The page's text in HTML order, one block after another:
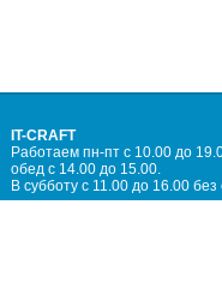
IT-CRAFT
Работаем пн-пт с 10.00 до
обед с 14.00 до 15.00.
В субботу с 11.00 до 16.00